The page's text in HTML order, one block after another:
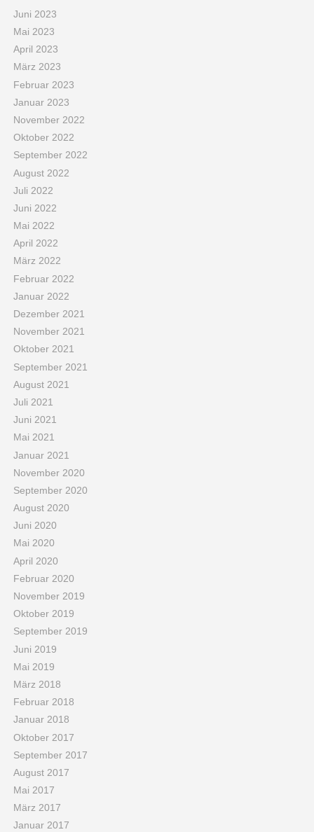
Juni 2023
Mai 2023
April 2023
März 2023
Februar 2023
Januar 2023
November 2022
Oktober 2022
September 2022
August 2022
Juli 2022
Juni 2022
Mai 2022
April 2022
März 2022
Februar 2022
Januar 2022
Dezember 2021
November 2021
Oktober 2021
September 2021
August 2021
Juli 2021
Juni 2021
Mai 2021
Januar 2021
November 2020
September 2020
August 2020
Juni 2020
Mai 2020
April 2020
Februar 2020
November 2019
Oktober 2019
September 2019
Juni 2019
Mai 2019
März 2018
Februar 2018
Januar 2018
Oktober 2017
September 2017
August 2017
Mai 2017
März 2017
Januar 2017